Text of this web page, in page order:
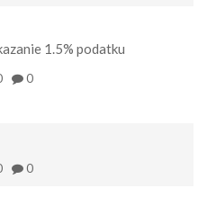
1.5% podatku
0
0